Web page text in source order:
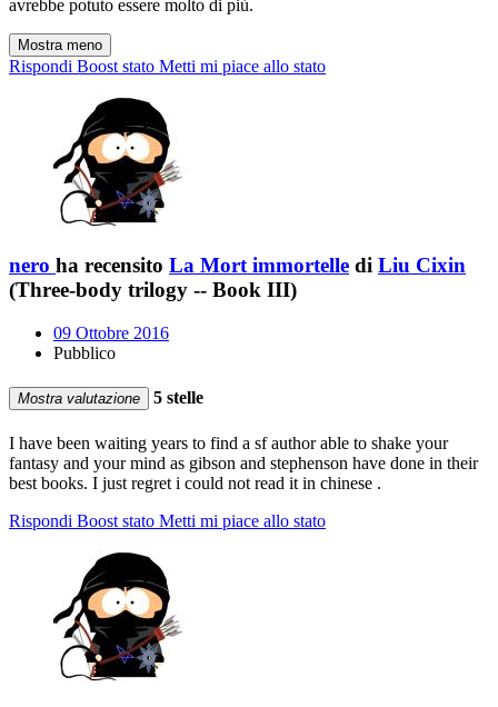
avrebbe potuto essere molto di più.
Mostra meno
Rispondi Boost stato Metti mi piace allo stato
nero ha recensito La Mort immortelle di Liu Cixin
(Three-body trilogy -- Book III)
09 Ottobre 2016
Pubblico
Mostra valutazione 5 stelle
I have been waiting years to find a sf author able to shake your
fantasy and your mind as gibson and stephenson have done in their
best books. I just regret i could not read it in chinese .
Rispondi Boost stato Metti mi piace allo stato